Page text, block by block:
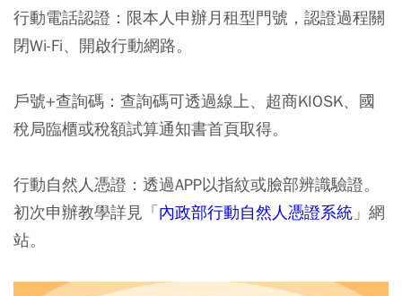
行動電話認證：限本人申辦月租型門號，認證過程關
閉Wi-Fi、開啟行動網路。
戶號+查詢碼：查詢碼可透過線上、超商KIOSK、國
稅局臨櫃或稅額試算通知書首頁取得。
行動自然人憑證：透過APP以指紋或臉部辨識驗證。
初次申辦教學詳見「內政部行動自然人憑證系統 」網
站。